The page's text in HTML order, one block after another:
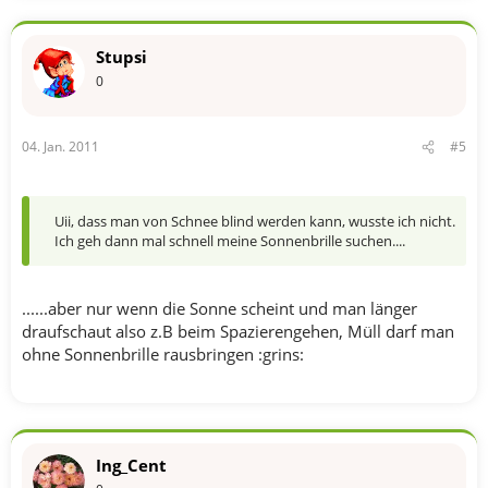
Stupsi
0
04. Jan. 2011 #5
Uii, dass man von Schnee blind werden kann, wusste ich nicht.
Ich geh dann mal schnell meine Sonnenbrille suchen....
......aber nur wenn die Sonne scheint und man länger
draufschaut also z.B beim Spazierengehen, Müll darf man
ohne Sonnenbrille rausbringen :grins:
Ing_Cent